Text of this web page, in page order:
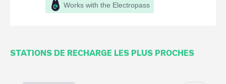
Works with the Electropass
STATIONS DE RECHARGE LES PLUS PROCHES